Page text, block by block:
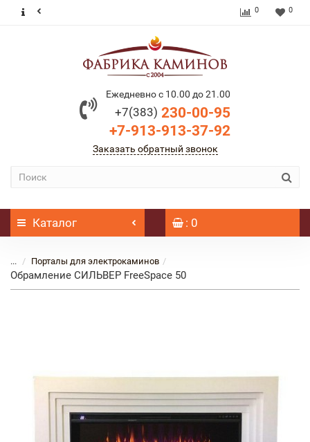
0 0
Ежедневно с 10.00 до 21.00
+7(383) 230-00-95
+7-913-913-37-92
Заказать обратный звонок
Каталог : 0
... Порталы для электрокаминов
Обрамление СИЛЬВЕР FreeSpace 50